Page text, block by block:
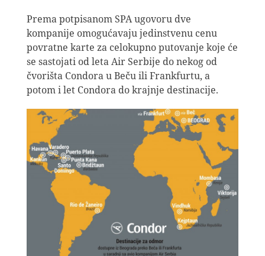
Prema potpisanom SPA ugovoru dve
kompanije omogućavaju jedinstvenu cenu
povratne karte za celokupno putovanje koje će
se sastojati od leta Air Serbije do nekog od
čvorišta Condora u Beču ili Frankfurtu, a
potom i let Condora do krajnje destinacije.